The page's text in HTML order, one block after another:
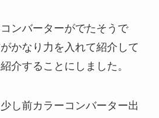
ンバーターがでたそうで
かなり力を入れて紹介して
介することにしました。
し前カラーコンバーター出